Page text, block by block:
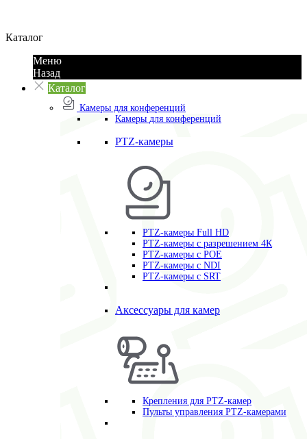
Каталог
Меню
Назад
Каталог
Камеры для конференций
Камеры для конференций
PTZ-камеры
PTZ-камеры Full HD
PTZ-камеры с разрешением 4К
PTZ-камеры с POE
PTZ-камеры c NDI
PTZ-камеры с SRT
Аксессуары для камер
Крепления для PTZ-камер
Пульты управления PTZ-камерами